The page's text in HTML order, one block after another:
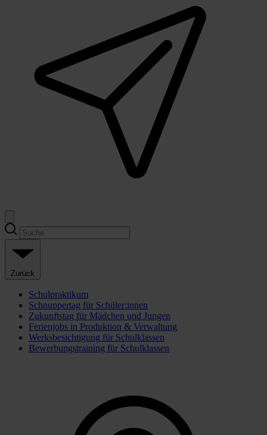
Zurück
Schulpraktikum
Schnuppertag für Schüler:innen
Zukunftstag für Mädchen und Jungen
Ferienjobs in Produktion & Verwaltung
Werksbesichtigung für Schulklassen
Bewerbungstraining für Schulklassen